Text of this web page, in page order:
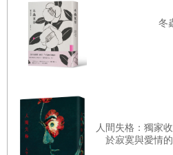
原來如此，兔子的復仇的確有點
還可以哄一哄敷衍過去，但對更
士道或做人得堂堂正正這種觀念
以愚蠢的爸爸才會皺眉頭。
如果像現行繪本所描寫的情節，
樣被兔子惡意捉弄，燒傷背部，
冬
人間失格：獨家
於寂寞與愛情